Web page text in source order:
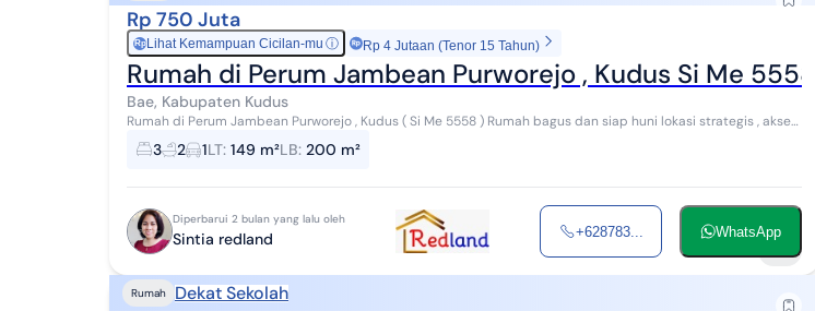
Rp 750 Juta
RpLihat Kemampuan Cicilan-mu ⓘ Rp 4 Jutaan (Tenor 15 Tahun)
Rumah di Perum Jambean Purworejo , Kudus Si Me 5558
Bae, Kabupaten Kudus
Rumah di Perum Jambean Purworejo , Kudus ( Si Me 5558 ) Rumah bagus dan siap huni lokasi strategis , akses
jalan depan lebar Dekat fasilitas umum l...
3 2 1LT: 149 m²LB: 200 m²
Diperbarui 2 bulan yang lalu oleh
Sintia redland +628783... WhatsApp
Rumah Dekat Sekolah